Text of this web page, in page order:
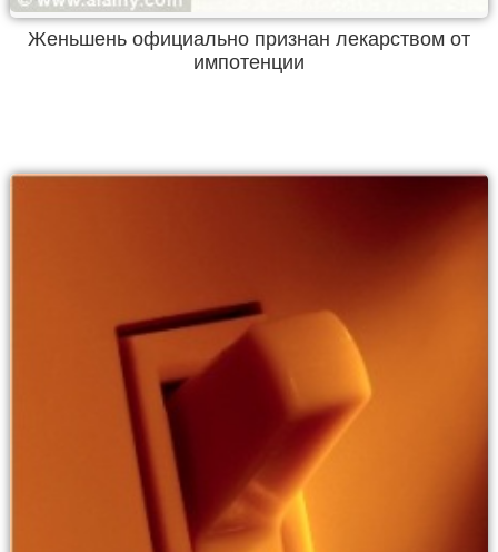
Женьшень официально признан лекарством от
импотенции